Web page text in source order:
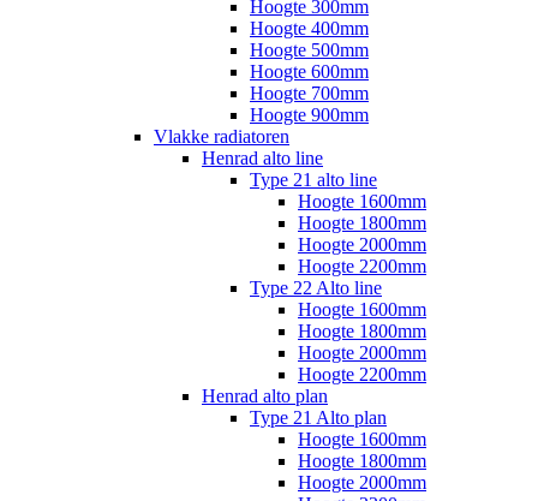
Hoogte 300mm
Hoogte 400mm
Hoogte 500mm
Hoogte 600mm
Hoogte 700mm
Hoogte 900mm
Vlakke radiatoren
Henrad alto line
Type 21 alto line
Hoogte 1600mm
Hoogte 1800mm
Hoogte 2000mm
Hoogte 2200mm
Type 22 Alto line
Hoogte 1600mm
Hoogte 1800mm
Hoogte 2000mm
Hoogte 2200mm
Henrad alto plan
Type 21 Alto plan
Hoogte 1600mm
Hoogte 1800mm
Hoogte 2000mm